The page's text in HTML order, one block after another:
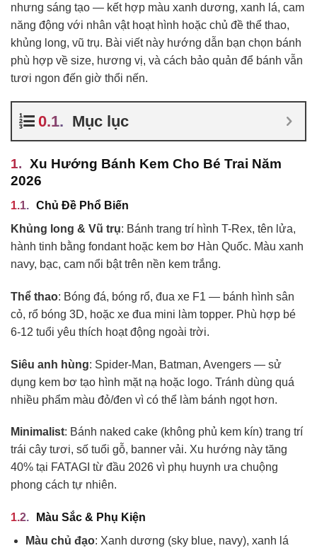
nhưng sáng tạo — kết hợp màu xanh dương, xanh lá, cam
năng động với nhân vật hoạt hình hoặc chủ đề thể thao,
khủng long, vũ trụ. Bài viết này hướng dẫn bạn chọn bánh
phù hợp về size, hương vị, và cách bảo quản để bánh vẫn
tươi ngon đến giờ thổi nến.
Mục lục
Xu Hướng Bánh Kem Cho Bé Trai Năm
2026
Chủ Đề Phổ Biến
Khủng long & Vũ trụ: Bánh trang trí hình T-Rex, tên lửa,
hành tinh bằng fondant hoặc kem bơ Hàn Quốc. Màu xanh
navy, bạc, cam nổi bật trên nền kem trắng.
Thể thao: Bóng đá, bóng rổ, đua xe F1 — bánh hình sân
cỏ, rổ bóng 3D, hoặc xe đua mini làm topper. Phù hợp bé
6-12 tuổi yêu thích hoạt động ngoài trời.
Siêu anh hùng: Spider-Man, Batman, Avengers — sử
dụng kem bơ tạo hình mặt nạ hoặc logo. Tránh dùng quá
nhiều phẩm màu đỏ/đen vì có thể làm bánh ngọt hơn.
Minimalist: Bánh naked cake (không phủ kem kín) trang trí
trái cây tươi, số tuổi gỗ, banner vải. Xu hướng này tăng
40% tại FATAGI từ đầu 2026 vì phụ huynh ưa chuộng
phong cách tự nhiên.
Màu Sắc & Phụ Kiện
Màu chủ đạo: Xanh dương (sky blue, navy), xanh lá